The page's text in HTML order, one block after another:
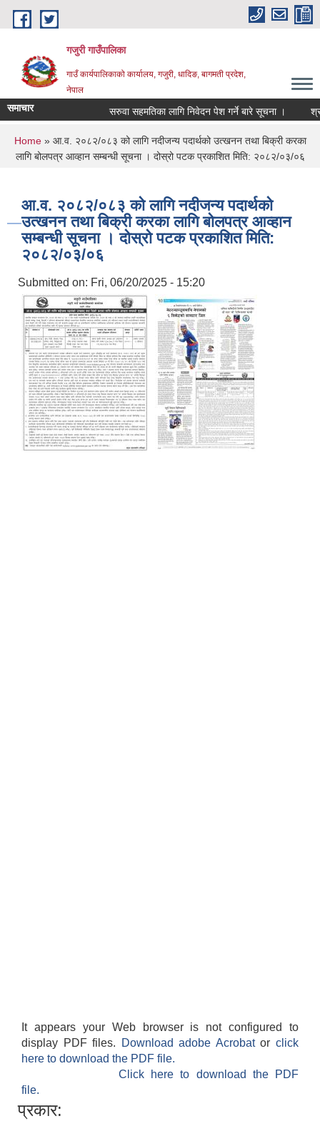
Skip to main content
गजुरी गाउँपालिका
गाउँ कार्यपालिकाको कार्यालय, गजुरी, धादिङ, बागमती प्रदेश,
नेपाल
समाचार सरुवा सहमतिका लागि निवेदन पेश गर्ने बारे सूचना ।
You are here
Home» आ.व. २०८२/०८३ को लागि नदीजन्य पदार्थको उत्खनन तथा बिक्री करका
लागि बोलपत्र आव्हान सम्बन्धी सूचना । दोस्रो पटक प्रकाशित मिति: २०८२/०३/०६
आ.व. २०८२/०८३ को लागि नदीजन्य पदार्थको
उत्खनन तथा बिक्री करका लागि बोलपत्र आव्हान
सम्बन्धी सूचना । दोस्रो पटक प्रकाशित मिति:
२०८२/०३/०६
Submitted on: Fri, 06/20/2025 - 15:20
It appears your Web browser is not configured to
display PDF files.
Download adobe Acrobatorclick
here to download the PDF file.
Click here to download the PDF
file.
प्रकार: